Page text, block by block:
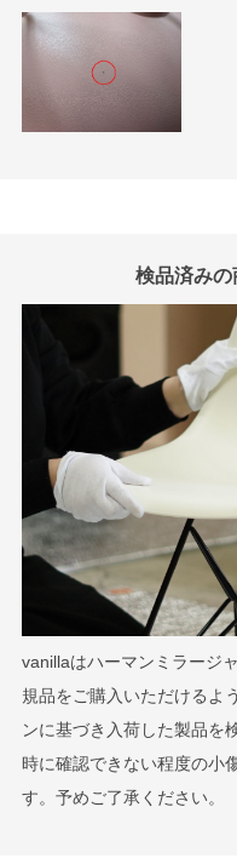
検品済み
vanillaはハーマンミラージ
規品をご購入いただけるよ
ンに基づき入荷した製品を
時に確認できない程度の小
す。予めご了承ください。